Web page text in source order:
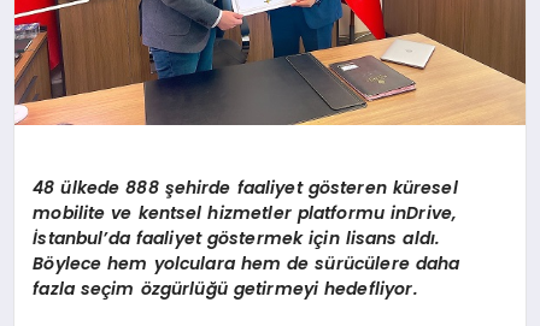
48 ülkede 888 şehirde faaliyet gösteren küresel
mobilite ve kentsel hizmetler platformu inDrive,
İstanbul’da faaliyet göstermek için lisans aldı.
Böylece hem yolculara hem de sürücülere daha
fazla seçim özgürlüğü getirmeyi hedefliyor.